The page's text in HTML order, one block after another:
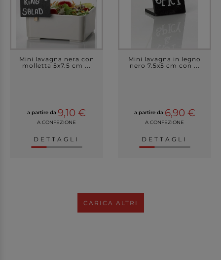
Mini lavagna nera con
molletta 5x7.5 cm ...
a partire da 9,10 €
A CONFEZIONE
DETTAGLI
Mini lavagna in legno
nero 7.5x5 cm con ...
a partire da 6,90 €
A CONFEZIONE
DETTAGLI
CARICA ALTRI